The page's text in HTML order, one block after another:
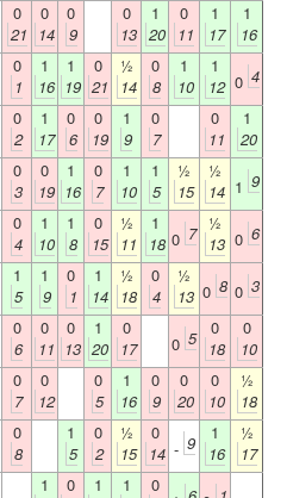
0
21
0
14
0
9
0
13
1
20
0
11
1
17
1
16
0
1
1
16
1
19
0
21
½
14
0
8
1
10
1
12 0 4
0
2
1
17
0
6
0
19
1
9
0
7
0
11
1
20
0
3
0
19
1
16
0
7
1
10
1
5
½
15
½
14 1 9
0
4
1
10
1
8
0
15
½
11
1
18 0 7 ½
13 0 6
1
5
1
9
0
1
1
14
½
18
0
4
½
13 0 8 0 3
0
6
0
11
0
13
1
20
0
17
0 5
0
18
0
10
0
7
0
12
0
5
1
16
0
9
0
20
0
10
½
18
0
8
1
5
0
2
½
15
0
14 - 9
1
16
½
17
1
0
1
1
0